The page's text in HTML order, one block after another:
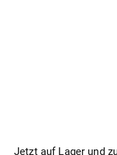
Jetzt auf Lager und